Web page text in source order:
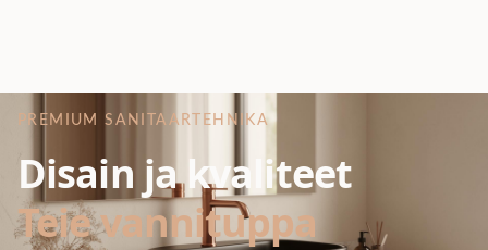
PREMIUM SANITAARTEHNIKA
Disain ja kvaliteet
Teie vannituppa